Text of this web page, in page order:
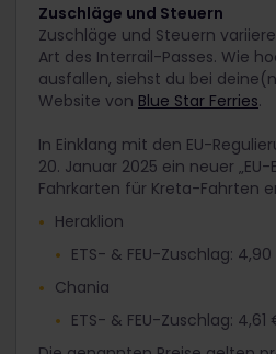
Zuschläge und Steuern
Zuschläge und Steuern
Art des Interrail-Passes. Wie
ausfallen, siehst du bei
Website von Blue Star Ferries.
In Einklang mit den EU-
20. Januar 2025 ein neuer „EU-
Fahrkarten für Kreta-Fahrten
Heraklion
ETS- & FEU-Zuschlag:
Chania
ETS- & FEU-Zuschlag: 4,61